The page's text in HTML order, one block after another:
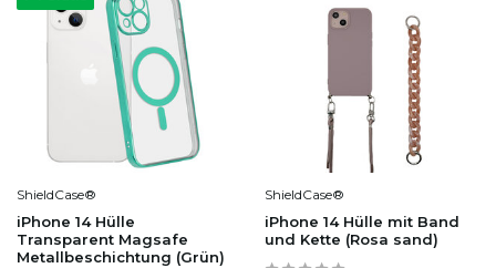
ShieldCase®
iPhone 14 Hülle
Transparent Magsafe
Metallbeschichtung (Grün)
ShieldCase®
iPhone 14 Hülle mit Band
und Kette (Rosa sand)